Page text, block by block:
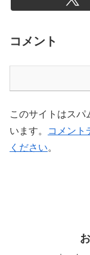
コメント
このサイトはス
います。 コメント
ください。